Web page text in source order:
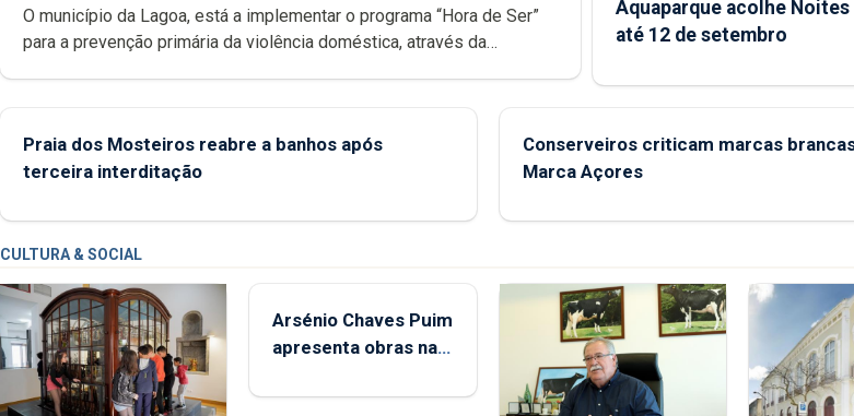
O município da Lagoa, está a implementar o programa “Hora de Ser”
para a prevenção primária da violência doméstica, através da
Aquaparque acolhe Noites
até 12 de setembro
Praia dos Mosteiros reabre a banhos após
terceira interditação
Conserveiros criticam marcas
Marca Açores
CULTURA & SOCIAL
Arsénio Chaves Puim
apresenta obras na
Porto